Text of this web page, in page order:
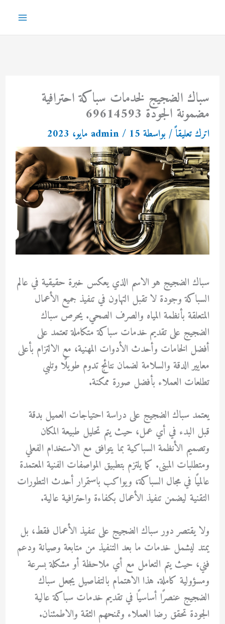
سباك الضجيج لخدمات سباكة احترافية
مضمونة الجودة 69614593
اترك تعليقاً / بواسطة admin/ 15 مايو، 2023
سباك الضجيج هو الاسم الذي يعكس خبرة حقيقية في عالم
السباكة وجودة لا تقبل التهاون في تنفيذ جميع الأعمال
المتعلقة بأنظمة المياه والصرف الصحي. يحرص سباك
الضجيج على تقديم خدمات سباكة متكاملة تعتمد على
أفضل الخامات وأحدث الأدوات المهنية، مع الالتزام بأعلى
معايير الدقة والسلامة لضمان نتائج تدوم طويلًا وتلبي
تطلعات العملاء بأفضل صورة ممكنة.
يعتمد سباك الضجيج على دراسة احتياجات العميل بدقة
قبل البدء في أي عمل، حيث يتم تحليل طبيعة المكان
وتصميم الأنظمة السباكية بما يتوافق مع الاستخدام الفعلي
ومتطلبات المبنى. كما يلتزم بتطبيق المواصفات الفنية المعتمدة
عالميًا في مجال السباكة، ويواكب باستمرار أحدث التطورات
التقنية ليضمن تنفيذ الأعمال بكفاءة واحترافية عالية.
ولا يقتصر دور سباك الضجيج على تنفيذ الأعمال فقط، بل
يمتد ليشمل خدمات ما بعد التنفيذ من متابعة وصيانة ودعم
فني، حيث يتم التعامل مع أي ملاحظة أو مشكلة بسرعة
ومسؤولية كاملة. هذا الاهتمام بالتفاصيل يجعل سباك
الضجيج عنصرًا أساسيًا في تقديم خدمات سباكة عالية
الجودة تحقق رضا العملاء وتمنحهم الثقة والاطمئنان.